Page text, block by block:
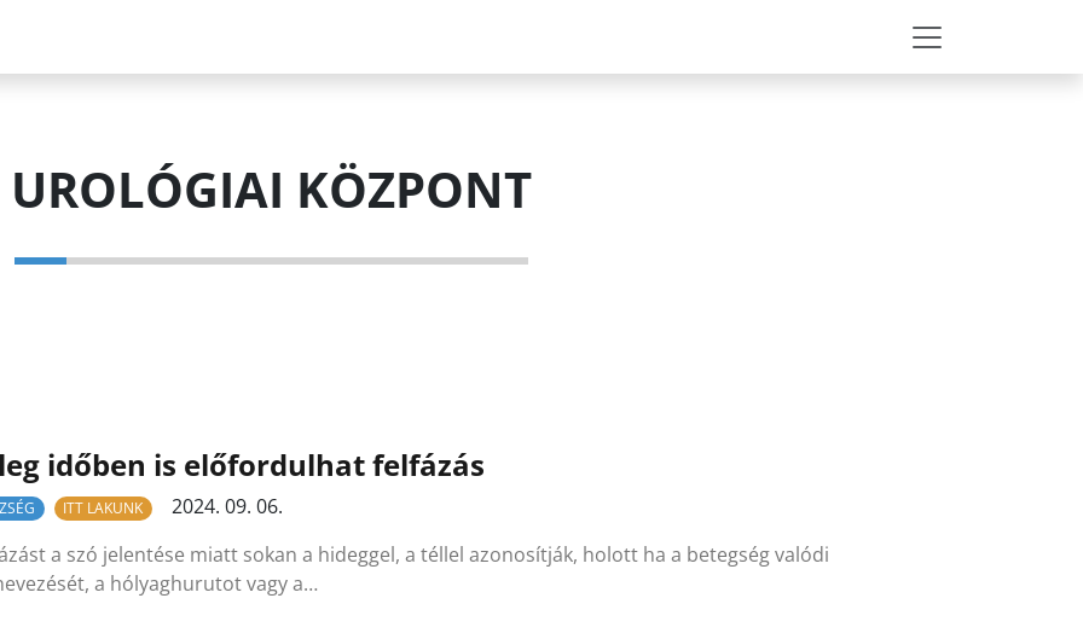
UROLÓGIAI KÖZPONT
időben is előfordulhat felfázás
ITT LAKUNK
2024. 09. 06.
a szó jelentése miatt sokan a hideggel, a téllel azonosítják, holott ha a betegség valódi
a hólyaghurutot vagy a…